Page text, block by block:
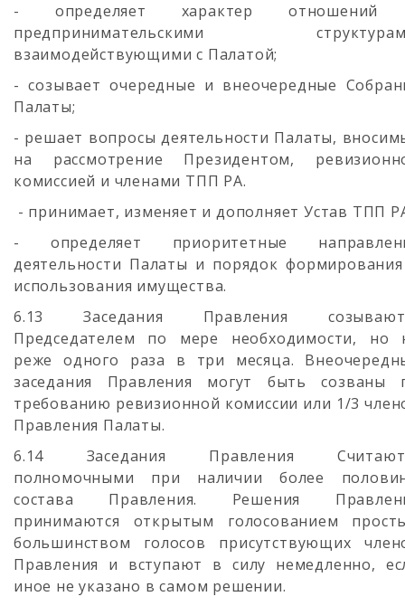
- определяет характер отношений
предпринимательскими
взаимодействующими с Палатой;
- созывает очередные и внеочередные
Палаты;
- решает вопросы деятельности Палаты,
на рассмотрение Президентом,
комиссией и членами ТПП РА.
- принимает, изменяет и дополняет Устав ТПП
- определяет приоритетные
деятельности Палаты и порядок
использования имущества.
6.13 Заседания Правления
Председателем по мере необходимости, но
реже одного раза в три месяца.
заседания Правления могут быть созваны
требованию ревизионной комиссии или 1/3
Правления Палаты.
6.14 Заседания Правления
полномочными при наличии более
состава Правления. Решения
принимаются открытым голосованием
большинством голосов присутствующих
Правления и вступают в силу немедленно,
иное не указано в самом решении.